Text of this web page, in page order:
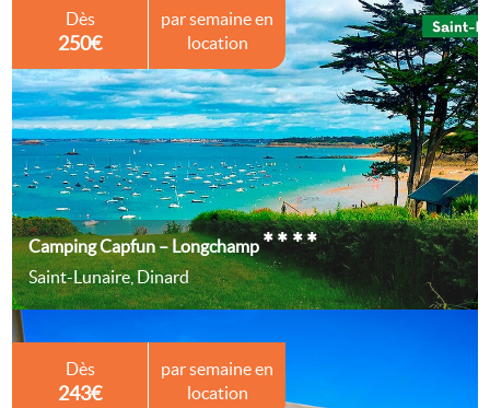
Dès
250€
par semaine en
location
Camping Capfun – Longchamp ****
Saint-Lunaire, Dinard
Dès
243€
par semaine en
location